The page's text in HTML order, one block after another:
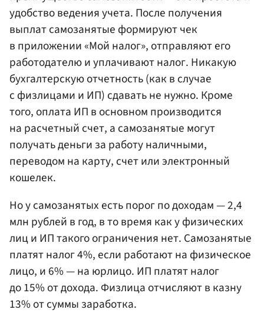
удобство ведения учета. После получения
выплат самозанятые формируют чек
в приложении «Мой налог», отправляют его
работодателю и уплачивают налог. Никакую
бухгалтерскую отчетность (как в случае
с физлицами и ИП) сдавать не нужно. Кроме
того, оплата ИП в основном производится
на расчетный счет, а самозанятые могут
получать деньги за работу наличными,
переводом на карту, счет или электронный
кошелек.
Но у самозанятых есть порог по доходам — 2,4
млн рублей в год, в то время как у физических
лиц и ИП такого ограничения нет. Самозанятые
платят налог 4%, если работают на физическое
лицо, и 6% — на юрлицо. ИП платят налог
до 15% от дохода. Физлица отчисляют в казну
13% от суммы заработка.